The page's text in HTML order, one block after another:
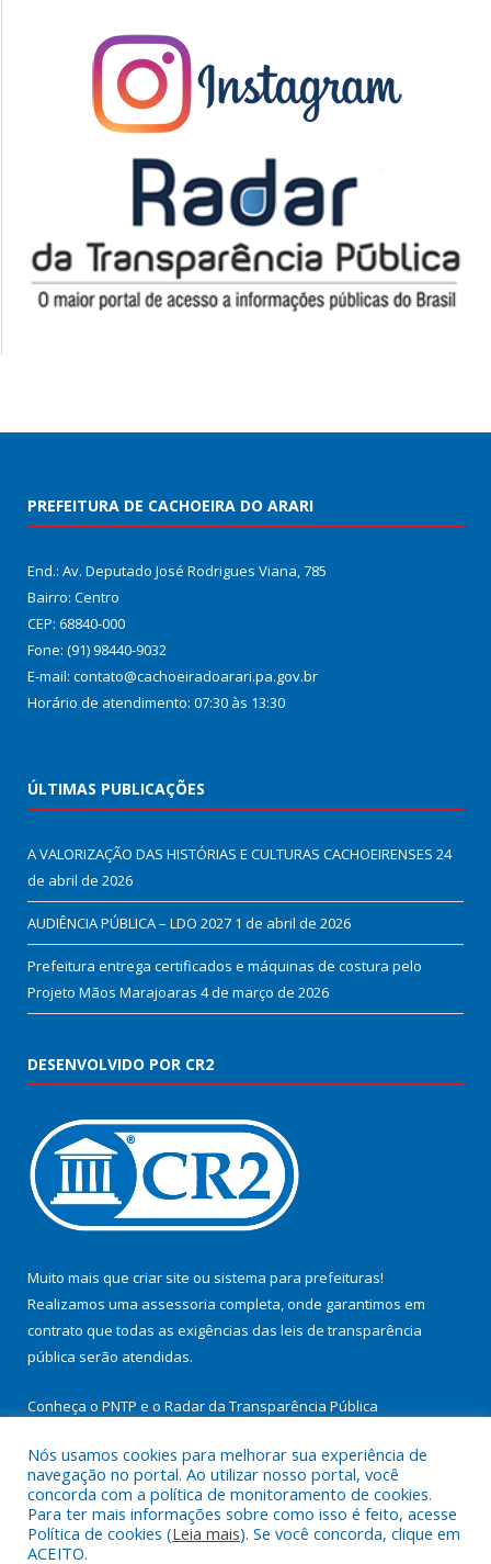
PREFEITURA DE CACHOEIRA DO ARARI
End.: Av. Deputado José Rodrigues Viana, 785
Bairro: Centro
CEP: 68840-000
Fone: (91) 98440-9032
E-mail: contato@cachoeiradoarari.pa.gov.br
Horário de atendimento: 07:30 às 13:30
ÚLTIMAS PUBLICAÇÕES
A VALORIZAÇÃO DAS HISTÓRIAS E CULTURAS CACHOEIRENSES 24
de abril de 2026
AUDIÊNCIA PÚBLICA – LDO 2027 1 de abril de 2026
Prefeitura entrega certificados e máquinas de costura pelo
Projeto Mãos Marajoaras 4 de março de 2026
DESENVOLVIDO POR CR2
Muito mais que criar site ou sistema para prefeituras!
Realizamos uma assessoria completa, onde garantimos em
contrato que todas as exigências das leis de transparência
pública serão atendidas.
Conheça o PNTP e o Radar da Transparência Pública
Todos os direitos reservados a Prefeitura Municipal de
Cachoeira do Arari.
Nós usamos cookies para melhorar sua experiência de
navegação no portal. Ao utilizar nosso portal, você
concorda com a política de monitoramento de cookies.
Para ter mais informações sobre como isso é feito, acesse
Política de cookies (Leia mais). Se você concorda, clique em
ACEITO.